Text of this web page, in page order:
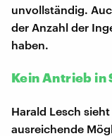
unvollständig.
der Anzahl der
haben.
Kein Antrieb in
Harald Lesch
ausreichende